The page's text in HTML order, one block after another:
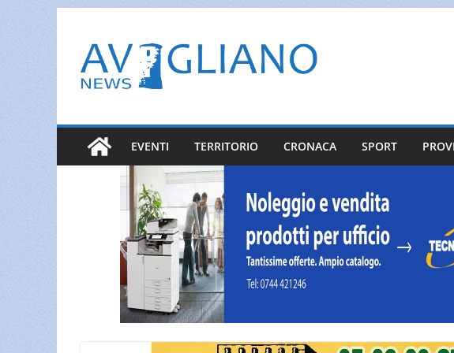
contenuto
EVENTI TERRITORIO CRONACA SPORT